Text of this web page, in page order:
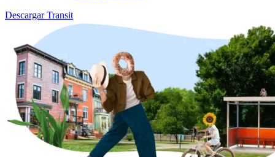
Descargar Transit